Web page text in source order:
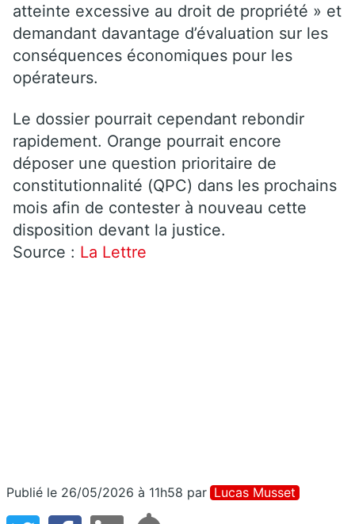
atteinte excessive au droit de propriété » et
demandant davantage d’évaluation sur les
conséquences économiques pour les
opérateurs.
Le dossier pourrait cependant rebondir
rapidement. Orange pourrait encore
déposer une question prioritaire de
constitutionnalité (QPC) dans les prochains
mois afin de contester à nouveau cette
disposition devant la justice.
Source : La Lettre
Publié le 26/05/2026 à 11h58 par Lucas Musset